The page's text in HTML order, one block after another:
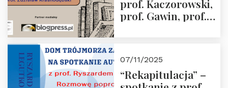
prof. Kaczorowski,
prof. Gawin, prof.
07/11/2025
“Rekapitulacja” –